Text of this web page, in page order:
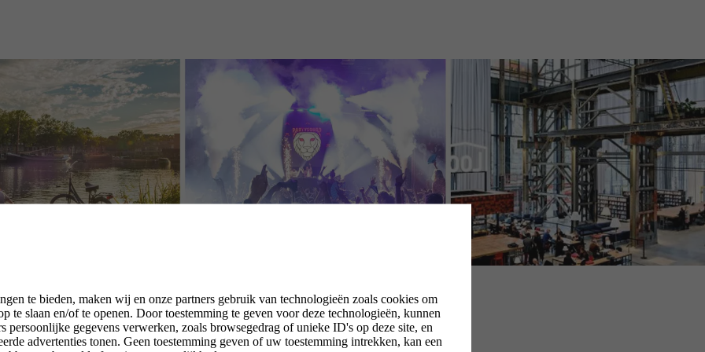
te bieden, maken wij en onze partners gebruik van technologieën zoals cookies om
te slaan en/of te openen. Door toestemming te geven voor deze technologieën, kunnen
persoonlijke gegevens verwerken, zoals browsegedrag of unieke ID's op deze site, en
advertenties tonen. Geen toestemming geven of uw toestemming intrekken, kan een